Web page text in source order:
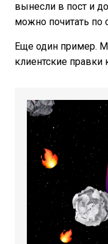
вынесли в пост и
можно почитать по
Еще один пример.
клиентские правки